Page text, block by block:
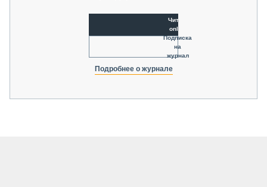
Читать
online
Подписка
на
журнал
Подробнее о журнале